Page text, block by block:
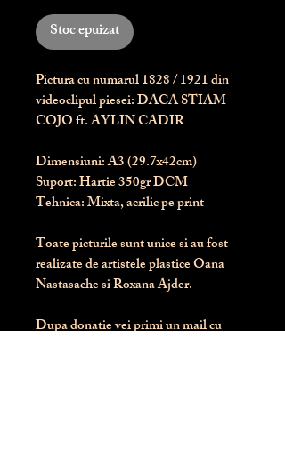
Stoc epuizat
Pictura cu numarul1828/ 1921 din
videoclipul piesei: DACA STIAM -
COJO ft. AYLIN CADIR
Dimensiuni: A3 (29.7x42cm)
Suport: Hartie 350gr DCM
Tehnica: Mixta, acrilic pe print
Toate picturile sunt unice si au fost
realizate de artistele plastice Oana
Nastasache si Roxana Ajder.
Dupa donatie vei primi un mail cu